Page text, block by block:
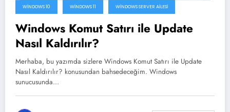
WINDOWS 10 WINDOWS 11 WINDOWS SERVER AILESI
Windows Komut Satırı ile Update
Nasıl Kaldırılır?
Merhaba, bu yazımda sizlere Windows Komut Satırı ile Update
Nasıl Kaldırılır? konusundan bahsedeceğim. Windows
sunucusunda…